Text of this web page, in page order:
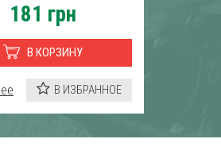
181 грн
В КОРЗИНУ
В ИЗБРАННОЕ